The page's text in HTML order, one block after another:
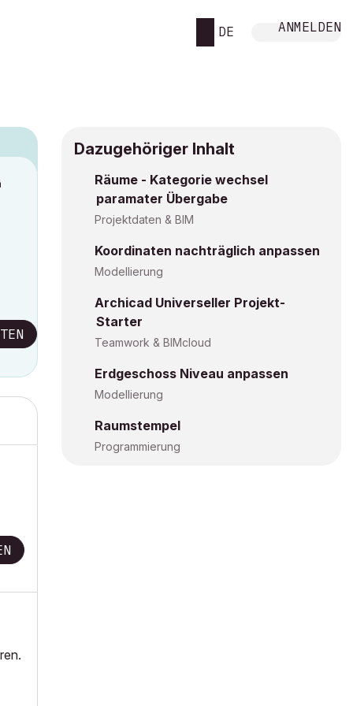
DE ANMELDEN
Dazugehöriger Inhalt
Räume - Kategorie wechsel
paramater Übergabe
Projektdaten & BIM
Koordinaten nachträglich anpassen
Modellierung
Archicad Universeller Projekt-
Starter
Teamwork & BIMcloud
Erdgeschoss Niveau anpassen
Modellierung
Raumstempel
Programmierung